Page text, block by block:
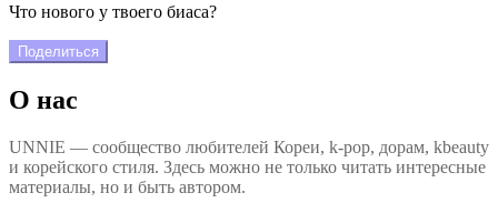
Что нового у твоего биаса?
Поделиться
О нас
UNNIE — сообщество любителей Кореи, k-pop, дорам, kbeauty
и корейского стиля. Здесь можно не только читать интересные
материалы, но и быть автором.